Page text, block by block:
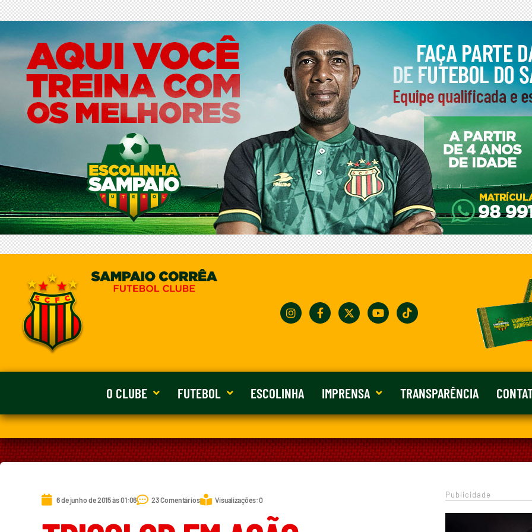
O CLUBE FUTEBOL ESCOLINHA IMPRENSA TRANSPARÊNCIA
6 de junho de 2015 às 01:06 23 Comentários Visualizações: 0
Publicidade